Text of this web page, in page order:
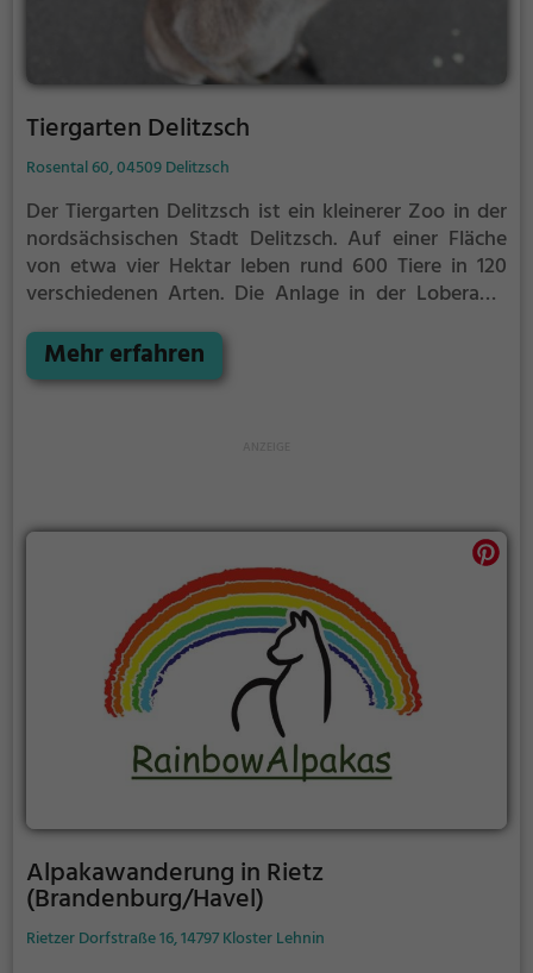
Tiergarten Delitzsch
Rosental 60, 04509 Delitzsch
Der Tiergarten Delitzsch ist ein kleinerer Zoo in der
nordsächsischen Stadt Delitzsch. Auf einer Fläche
von etwa vier Hektar leben rund 600 Tiere in 120
verschiedenen Arten. Die Anlage in der Loberaue,
Mehr erfahren
Alpakawanderung in Rietz
(Brandenburg/Havel)
Rietzer Dorfstraße 16, 14797 Kloster Lehnin